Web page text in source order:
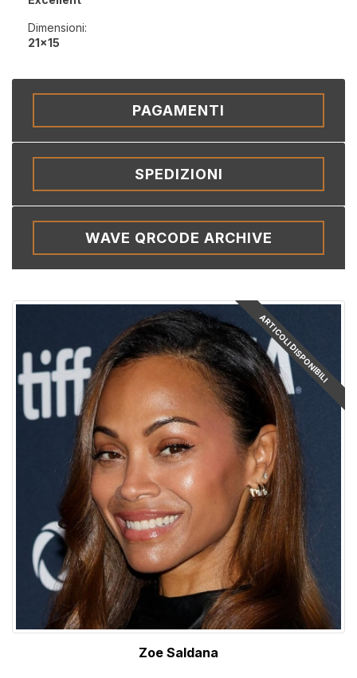
ARTICOLI DISPONIBILI
Zoe Saldana
Dimensioni:
21x15
PAGAMENTI
SPEDIZIONI
WAVE QRCODE ARCHIVE